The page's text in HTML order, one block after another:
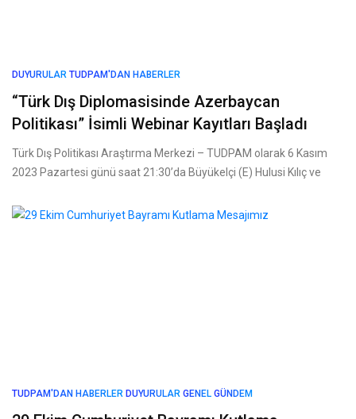
DUYURULAR TUDPAM'DAN HABERLER
“Türk Dış Diplomasisinde Azerbaycan
Politikası” İsimli Webinar Kayıtları Başladı
Türk Dış Politikası Araştırma Merkezi – TUDPAM olarak 6 Kasım
2023 Pazartesi günü saat 21:30’da Büyükelçi (E) Hulusi Kılıç ve
TUDPAM'DAN HABERLER DUYURULAR GENEL GÜNDEM